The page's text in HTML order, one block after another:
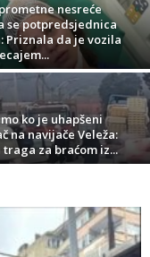
nesreće
se potpredsjednica
Priznala da je vozila
ko je uhapšeni
na navijače Veleža:
za braćom iz...